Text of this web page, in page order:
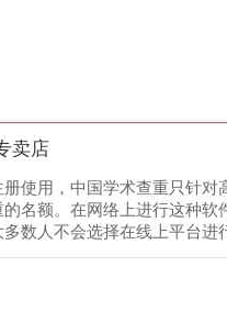
卖店
使用，中国学术查重只针
名额。在网络上进行这种
数人不会选择在线上平台进